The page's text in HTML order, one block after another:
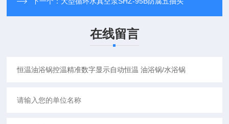
在线留言